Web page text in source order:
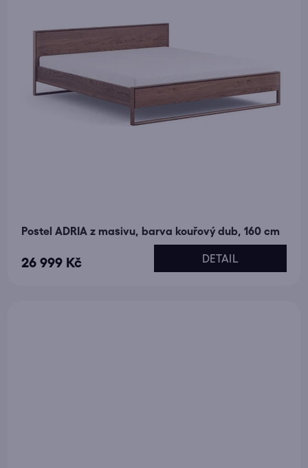
Postel ADRIA z masivu, barva kouřový dub, 160 cm
26 999 Kč DETAIL